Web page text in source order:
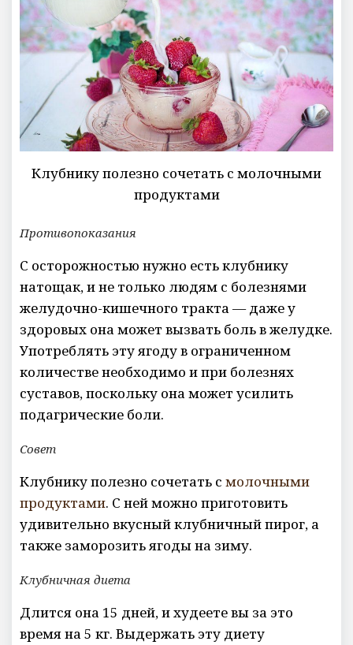
Клубнику полезно сочетать с молочными
продуктами
Противопоказания
С осторожностью нужно есть клубнику
натощак, и не только людям с болезнями
желудочно-кишечного тракта — даже у
здоровых она может вызвать боль в желудке.
Употреблять эту ягоду в ограниченном
количестве необходимо и при болезнях
суставов, поскольку она может усилить
подагрические боли.
Совет
Клубнику полезно сочетать с молочными
продуктами. С ней можно приготовить
удивительно вкусный клубничный пирог, а
также заморозить ягоды на зиму.
Клубничная диета
Длится она 15 дней, и худеете вы за это
время на 5 кг. Выдержать эту диету